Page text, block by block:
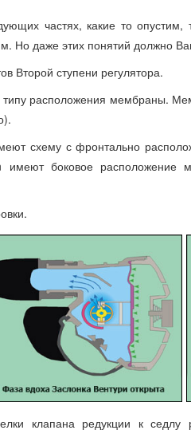
частях, какие то опустим,
Но даже этих понятий должно
Второй ступени регулятора.
типу расположения мембраны.
схему с фронтально
имеют боковое
клапана редукции к седлу